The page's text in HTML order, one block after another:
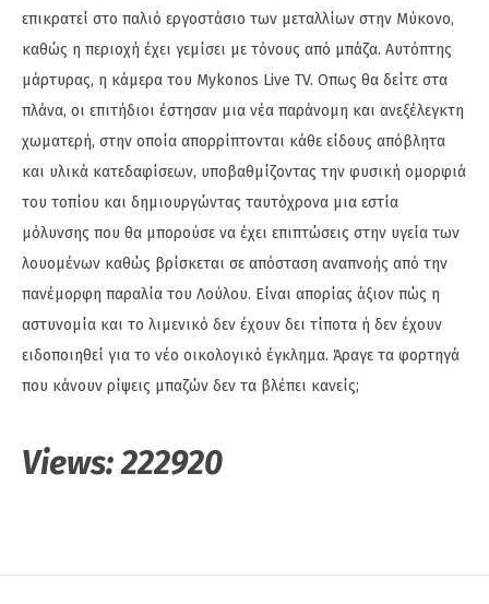
επικρατεί στο παλιό εργοστάσιο των μεταλλίων στην Μύκονο,
καθώς η περιοχή έχει γεμίσει με τόνους από μπάζα. Αυτόπτης
μάρτυρας, η κάμερα του Mykonos Live TV. Οπως θα δείτε στα
πλάνα, οι επιτήδιοι έστησαν μια νέα παράνομη και ανεξέλεγκτη
χωματερή, στην οποία απορρίπτονται κάθε είδους απόβλητα
και υλικά κατεδαφίσεων, υποβαθμίζοντας την φυσική ομορφιά
του τοπίου και δημιουργώντας ταυτόχρονα μια εστία
μόλυνσης που θα μπορούσε να έχει επιπτώσεις στην υγεία των
λουομένων καθώς βρίσκεται σε απόσταση αναπνοής από την
πανέμορφη παραλία του Λούλου. Είναι απορίας άξιον πώς η
αστυνομία και το λιμενικό δεν έχουν δει τίποτα ή δεν έχουν
ειδοποιηθεί για το νέο οικολογικό έγκλημα. Άραγε τα φορτηγά
που κάνουν ρίψεις μπαζών δεν τα βλέπει κανείς;
Views:222920